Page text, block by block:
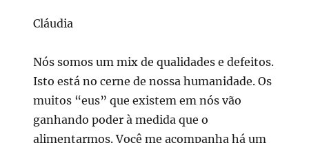
Cláudia
Nós somos um mix de qualidades e defeitos.
Isto está no cerne de nossa humanidade. Os
muitos “eus” que existem em nós vão
ganhando poder à medida que o
alimentarmos. Você me acompanha há um